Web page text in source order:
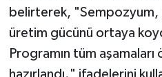
belirterek, "Sempozyum,
üretim gücünü ortaya
Programın tüm
Kayseri Müftülüğü
Kilis Müftülüğü